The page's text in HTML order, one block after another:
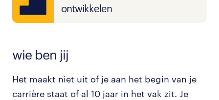
ontwikkelen
wie ben jij
Het maakt niet uit of je aan het begin van je
carrière staat of al 10 jaar in het vak zit. Je